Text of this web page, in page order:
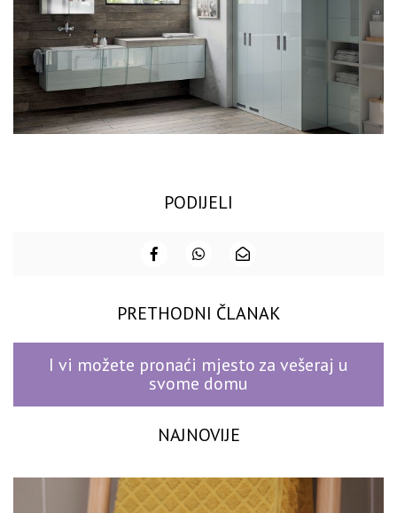
PODIJELI
PRETHODNI ČLANAK
I vi možete pronaći mjesto za vešeraj u
svome domu
NAJNOVIJE